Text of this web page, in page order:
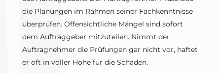
die Planungen im Rahmen seiner Fachkenntnisse
überprüfen. Offensichtliche Mängel sind sofort
dem Auftraggeber mitzuteilen. Nimmt der
Auftragnehmer die Prüfungen gar nicht vor, haftet
er oft in voller Höhe für die Schäden.